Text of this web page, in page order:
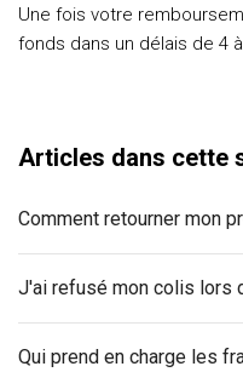
Une fois votre
fonds dans un délais de 4
Articles dans cette
Comment retourner mon
J'ai refusé mon colis lors
Qui prend en charge les